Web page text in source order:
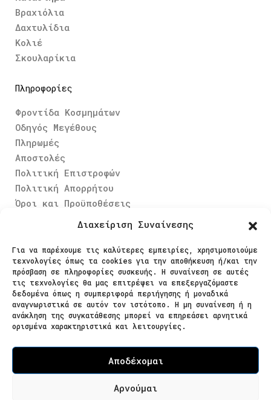
Διαχείριση Συναίνεσης
Για να παρέχουμε τις καλύτερες εμπειρίες, χρησιμοποιούμε
τεχνολογίες όπως τα cookies για την αποθήκευση ή/και την
πρόσβαση σε πληροφορίες συσκευής. Η συναίνεση σε αυτές
τις τεχνολογίες θα μας επιτρέψει να επεξεργαζόμαστε
δεδομένα όπως η συμπεριφορά περιήγησης ή μοναδικά
αναγνωριστικά σε αυτόν τον ιστότοπο. Η μη συναίνεση ή η
ανάκληση της συγκατάθεσης μπορεί να επηρεάσει αρνητικά
ορισμένα χαρακτηριστικά και λειτουργίες.
Αποδέχομαι
Αρνούμαι
Βραχιόλια
Δαχτυλίδια
Κολιέ
Σκουλαρίκια
Πληροφορίες
Φροντίδα Κοσμημάτων
Οδηγός Μεγέθους
Πληρωμές
Αποστολές
Πολιτική Επιστροφών
Πολιτική Απορρήτου
Όροι και Προϋποθέσεις
Ακολουθήστε μας